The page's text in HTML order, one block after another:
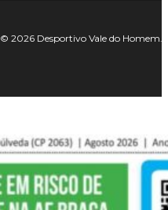
© 2026 Desportivo Vale do Homem.